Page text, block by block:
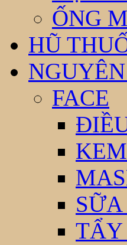
ỐNG
HŨ
FACE
TẨY